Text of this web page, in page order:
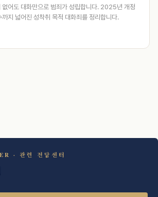
없어도 대화만으로 범죄가 성립합니다. 2025년 개정
지 넓어진 성착취 목적 대화죄를 정리합니다.
· 관련 전담센터